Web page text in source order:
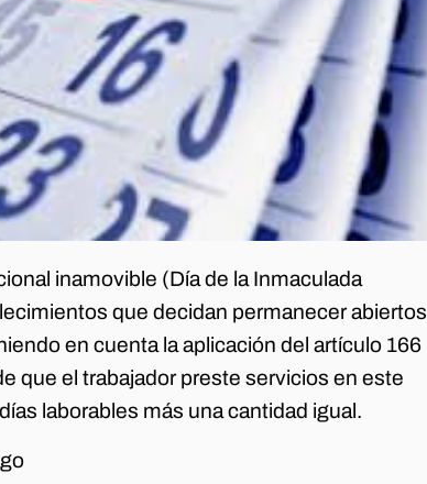
inamovible (Día de la Inmaculada
que decidan permanecer abiertos
en cuenta la aplicación del artículo 166
que el trabajador preste servicios en este
laborables más una cantidad igual.